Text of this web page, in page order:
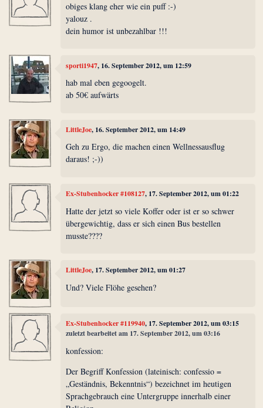
obiges klang eher wie ein puff :-)
yalouz .
dein humor ist unbezahlbar !!!
sporti1947, 16. September 2012, um 12:59
hab mal eben gegoogelt.
ab 50€ aufwärts
LittleJoe, 16. September 2012, um 14:49
Geh zu Ergo, die machen einen Wellnessausflug
daraus! ;-))
Ex-Stubenhocker #108127, 17. September 2012, um 01:22
Hatte der jetzt so viele Koffer oder ist er so schwer
übergewichtig, dass er sich einen Bus bestellen
musste????
LittleJoe, 17. September 2012, um 01:27
Und? Viele Flöhe gesehen?
Ex-Stubenhocker #119940, 17. September 2012, um 03:15
zuletzt bearbeitet am 17. September 2012, um 03:16
konfession:
Der Begriff Konfession (lateinisch: confessio =
„Geständnis, Bekenntnis“) bezeichnet im heutigen
Sprachgebrauch eine Untergruppe innerhalb einer